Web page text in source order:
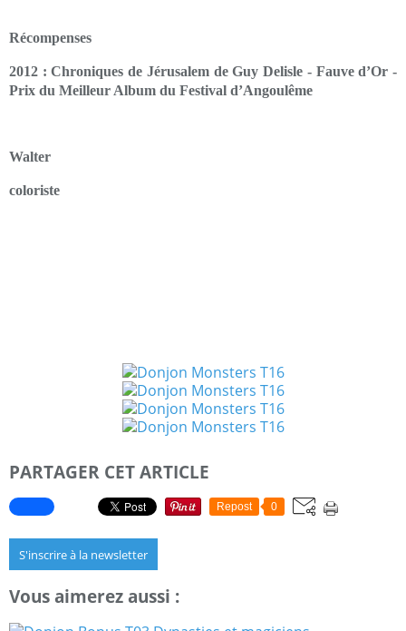
Récompenses
2012 : Chroniques de Jérusalem de Guy Delisle - Fauve d’Or -
Prix du Meilleur Album du Festival d’Angoulême
Walter
coloriste
PARTAGER CET ARTICLE
Repost 0
S'inscrire à la newsletter
Vous aimerez aussi :